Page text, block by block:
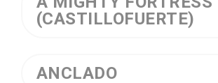
(CASTILLOFUERTE)
ANCLADO